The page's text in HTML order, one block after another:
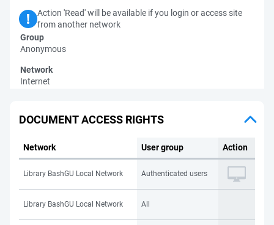
Action 'Read' will be available if you login or access site
from another network
Group
Anonymous
Network
Internet
DOCUMENT ACCESS RIGHTS
Network User group Action
Library BashGU Local Network Authenticated users
Library BashGU Local Network All